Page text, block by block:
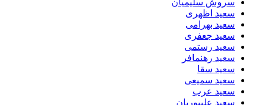
سعید اظهری
سعید بهرامی
سعید جعفری
سعید رستمی
سعید رهنمافر
سعید سقا
سعید سمیعی
سعید عرب
سعید علیپوریان